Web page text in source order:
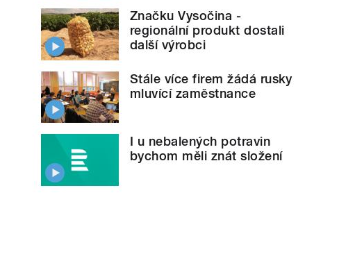
Značku Vysočina -
regionální produkt dostali
další výrobci
Stále více firem žádá rusky
mluvící zaměstnance
I u nebalených potravin
bychom měli znát složení